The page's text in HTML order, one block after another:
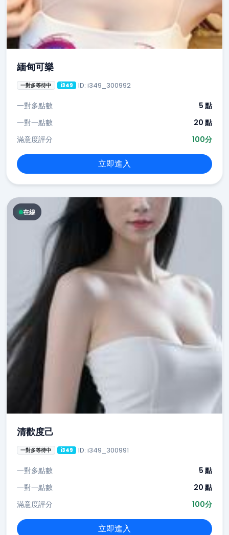
緬甸可樂
一對多等待中 i349 ID: i349_300992
一對多點數
5 點
一對一點數
20 點
滿意度評分
100分
立即進入
在線
清歡度己
一對多等待中 i349 ID: i349_300991
一對多點數
5 點
一對一點數
20 點
滿意度評分
100分
立即進入